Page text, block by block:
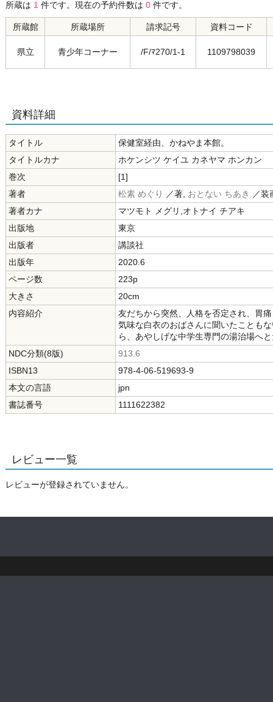
所蔵は 1 件です。現在の予約件数は 0 件です。
所蔵館 所蔵場所 請求記号 資料コード
県立 青少年コーナー /F/ﾏ270/1-1 1109798039
資料詳細
タイトル
保健室経由、かねやま本館。
タイトルカナ
ホケンシツ ケイユ カネヤマ ホンカン
巻次
[1]
著者
松素 めぐり ／著, おとない ちあき
／
著者カナ
マツモト メグリ,オトナイ チアキ
出版地
東京
出版者
講談社
出版年
2020.6
ページ数
223p
大きさ
20cm
内容紹介
友だちから突然、人格を否定され、胃
気味な白衣のおばさんに聞いたことも
ら、あやしげな中学生専門の湯治場へ
NDC分類(8版)
913.6
ISBN13
978-4-06-519693-9
本文の言語
jpn
書誌番号
1111622382
レビュー一覧
レビューが登録されていません。